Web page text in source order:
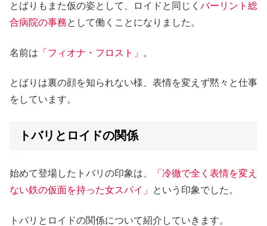
とばりもまた仮の姿として、ロイドと同じく バーリント総
合病院の事務として働くことになりました。
名前は 「フィオナ・フロスト」 。
とばりは裏の顔を知られない様、表情を変えず黙々と仕事
をしています。
トバリとロイドの関係
始めて登場したトバリの印象は、
「冷徹で全く表情を変え
ない鉄の仮面を持った女スパイ」
という印象でした。
トバリとロイドの関係について紹介していきます。